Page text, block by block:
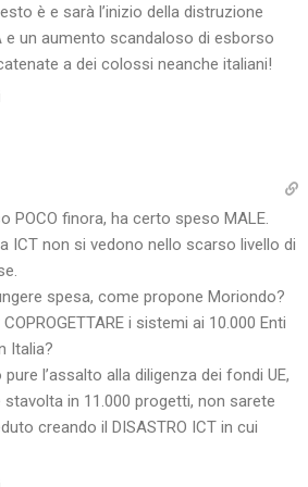
è e sarà l’inizio della distruzione
e un aumento scandaloso di esborso
a dei colossi neanche italiani!
POCO finora, ha certo speso MALE.
ICT non si vedono nello scarso livello di
spesa, come propone Moriondo?
i sistemi ai 10.000 Enti
Italia?
l’assalto alla diligenza dei fondi UE,
in 11.000 progetti, non sarete
creando il DISASTRO ICT in cui